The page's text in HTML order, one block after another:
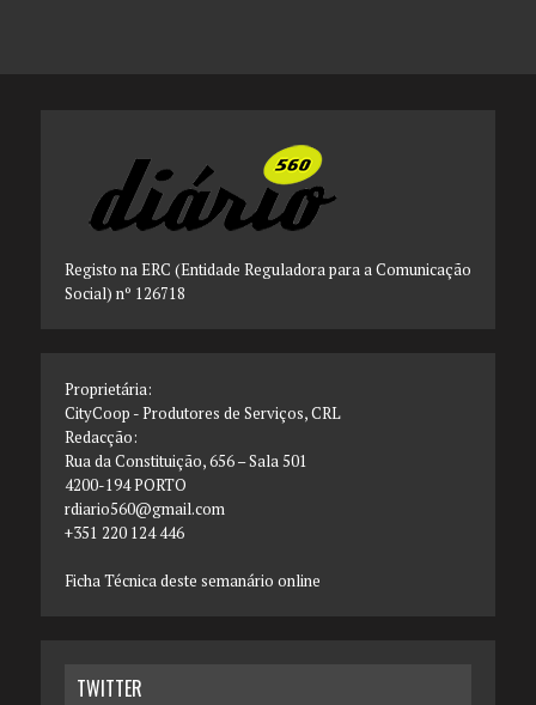
Registo na ERC (Entidade Reguladora para a Comunicação
Social) nº 126718
Proprietária:
CityCoop - Produtores de Serviços, CRL
Redacção:
Rua da Constituição, 656 – Sala 501
4200-194 PORTO
rdiario560@gmail.com
+351 220 124 446
Ficha Técnica deste semanário online
TWITTER